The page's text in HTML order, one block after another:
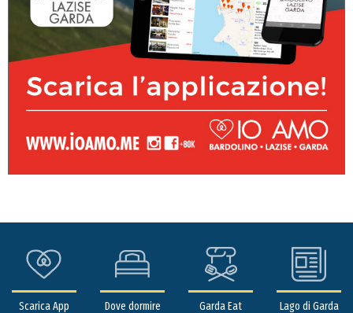
Scarica App
Dove dormire Garda Eat
Lago di Garda